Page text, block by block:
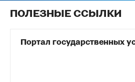
ПОЛЕЗНЫЕ ССЫЛКИ
Портал государственных